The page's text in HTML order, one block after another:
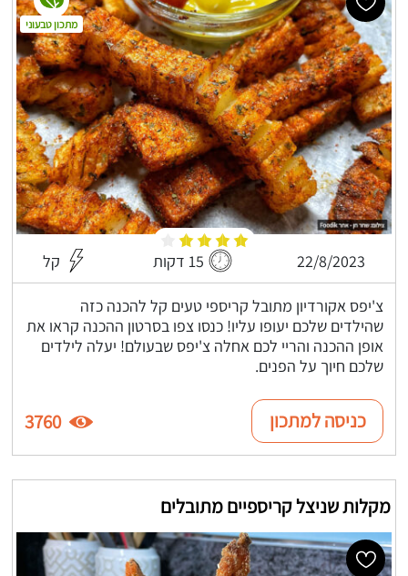
22/8/2023 15 דקות קל
צ'יפס אקורדיון מתובל קריספי טעים קל להכנה כזה
שהילדים שלכם יעופו עליו! כנסו צפו בסרטון ההכנה קראו את
אופן ההכנה והריי לכם אחלה צ'יפס שבעולם! יעלה לילדים
שלכם חיוך על הפנים.
מתכון טבעוני
כניסה למתכון 3760
מקלות שניצל קריספיים מתובלים